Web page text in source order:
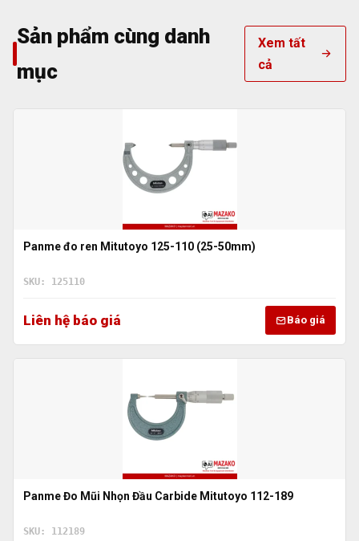
Sản phẩm cùng danh
mục
Xem tất
cả
Panme đo ren Mitutoyo 125-110 (25-50mm)
SKU: 125110
Liên hệ báo giá Báo giá
Panme Đo Mũi Nhọn Đầu Carbide Mitutoyo 112-189
SKU: 112189